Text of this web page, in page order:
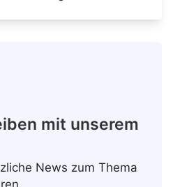
mit unserem
News zum Thema